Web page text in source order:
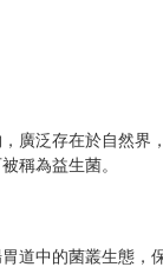
廣泛存在於自然界
稱為益生菌。
道中的菌叢生態，